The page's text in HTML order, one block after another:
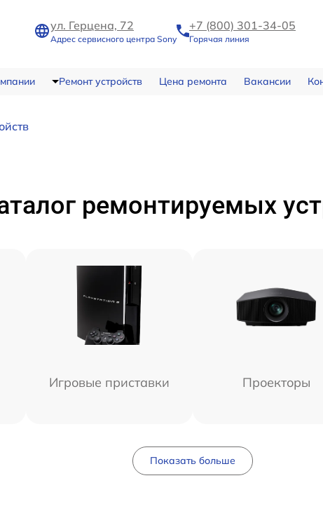
ул. Герцена, 72
Адрес сервисного центра Sony
+7 (800) 301-34-05
Горячая линия
Ремонт устройств Цена ремонта Вакансии
ремонтируемых
Игровые приставки Проекторы
Показать больше